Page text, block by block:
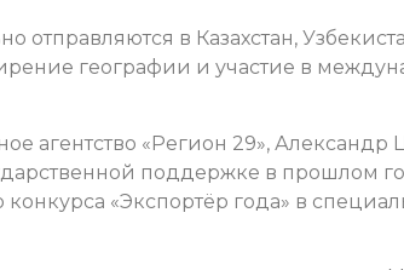
отправляются в Казахстан,
географии и участие в
агентство «Регион 29», Александр
поддержке в прошлом
«Экспортёр года» в